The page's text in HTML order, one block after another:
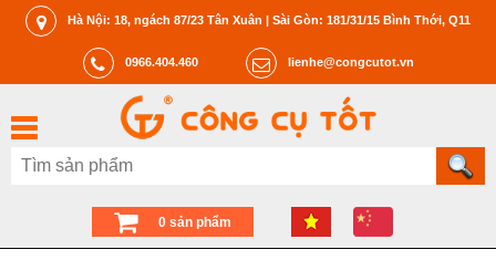
Hà Nội: 18, ngách 87/23 Tân Xuân | Sài Gòn: 181/31/15 Bình Thới, Q11
0966.404.460 lienhe@congcutot.vn
0 sản phẩm